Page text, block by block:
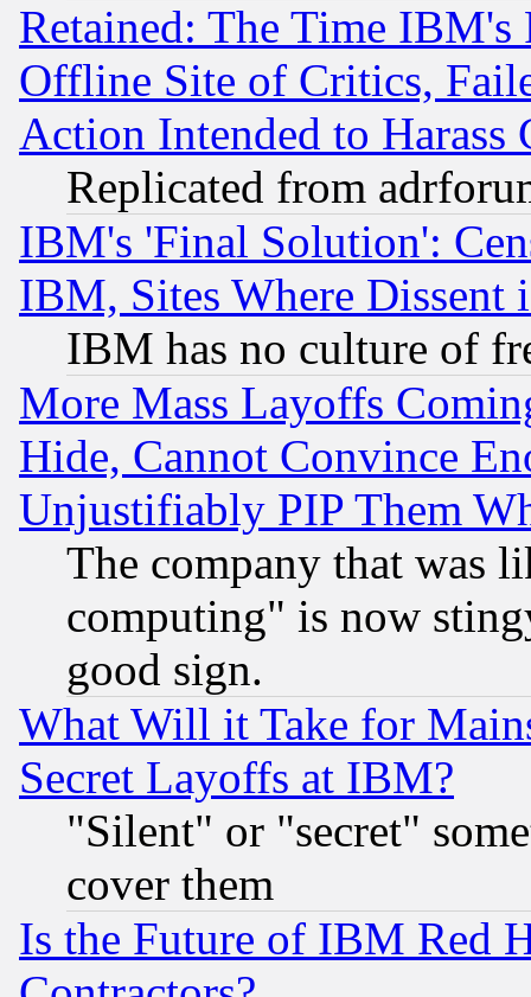
Retained: The Time
Offline Site of Critics,
Action Intended to Harass
Replicated from
IBM's 'Final Solution':
IBM, Sites Where Dissent
IBM has no culture of
More Mass Layoffs
Hide, Cannot Convince
Unjustifiably PIP Them
The company that was
computing" is now
good sign.
What Will it Take for
Secret Layoffs at IBM?
"Silent" or "secret"
cover them
Is the Future of IBM Red